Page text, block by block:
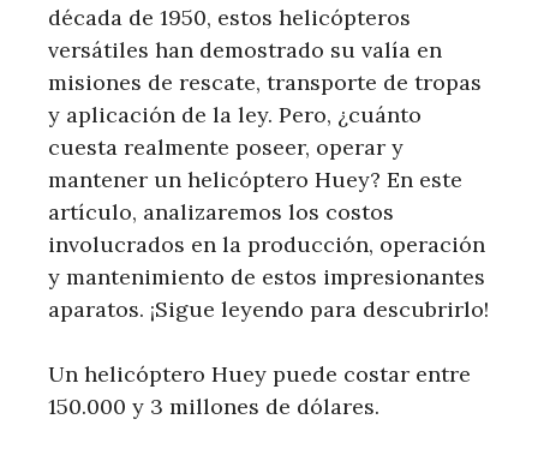
década de 1950, estos helicópteros
versátiles han demostrado su valía en
misiones de rescate, transporte de tropas
y aplicación de la ley. Pero, ¿cuánto
cuesta realmente poseer, operar y
mantener un helicóptero Huey? En este
artículo, analizaremos los costos
involucrados en la producción, operación
y mantenimiento de estos impresionantes
aparatos. ¡Sigue leyendo para descubrirlo!
Un helicóptero Huey puede costar entre
150.000 y 3 millones de dólares.